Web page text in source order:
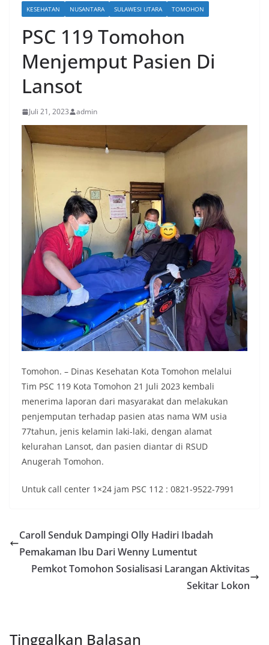
KESEHATAN NUSANTARA SULAWESI UTARA TOMOHON
PSC 119 Tomohon
Menjemput Pasien Di
Lansot
Juli 21, 2023 admin
Tomohon. – Dinas Kesehatan Kota Tomohon melalui
Tim PSC 119 Kota Tomohon 21 Juli 2023 kembali
menerima laporan dari masyarakat dan melakukan
penjemputan terhadap pasien atas nama WM usia
77tahun, jenis kelamin laki-laki, dengan alamat
kelurahan Lansot, dan pasien diantar di RSUD
Anugerah Tomohon.
Untuk call center 1×24 jam PSC 112 : 0821-9522-7991
Caroll Senduk Dampingi Olly Hadiri Ibadah
Pemakaman Ibu Dari Wenny Lumentut
Pemkot Tomohon Sosialisasi Larangan Aktivitas
Sekitar Lokon
Tinggalkan Balasan